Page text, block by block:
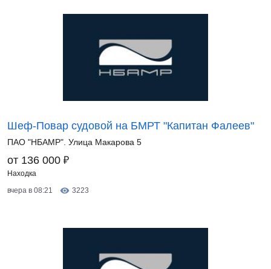
Шеф-Повар судовой на БМРТ "Капитан Фалеев"
ПАО "НБАМР". Улица Макарова 5
от 136 000 ₽
Находка
вчера в 08:21
3223